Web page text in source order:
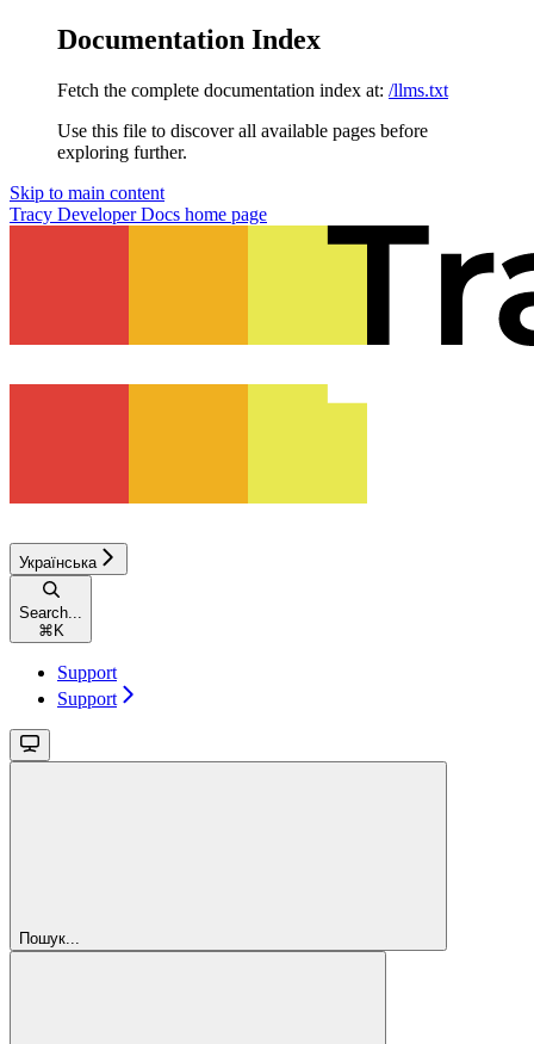
Documentation Index
Fetch the complete documentation index at: /llms.txt
Use this file to discover all available pages before
exploring further.
Skip to main content
Tracy Developer Docs home page
Українська
Search...
⌘ K
Support
Support
Пошук...